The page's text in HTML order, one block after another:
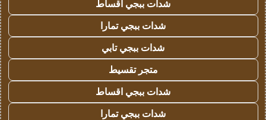
شدات ببجي اقساط
شدات ببجي تمارا
شدات ببجي تابي
متجر تقسيط
شدات ببجي اقساط
شدات ببجي تمارا